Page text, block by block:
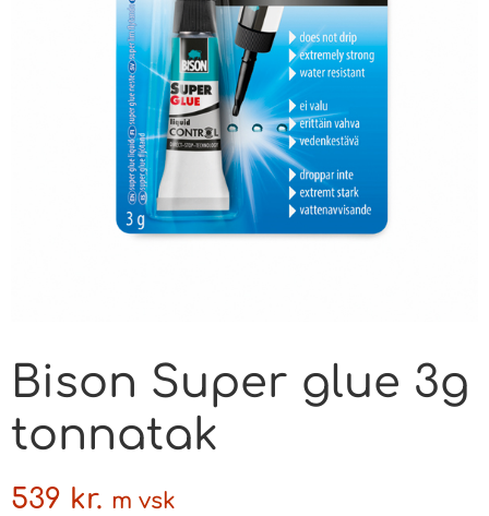
Bison Super glue 3g
tonnatak
539 kr. m vsk